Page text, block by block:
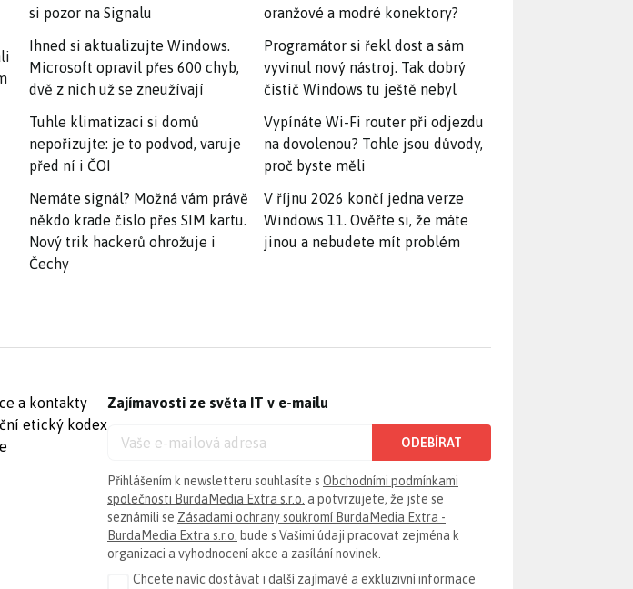
si pozor na Signalu
Ihned si aktualizujte Windows.
Microsoft opravil přes 600 chyb,
dvě z nich už se zneužívají
Tuhle klimatizaci si domů
nepořizujte: je to podvod, varuje
před ní i ČOI
Nemáte signál? Možná vám právě
někdo krade číslo přes SIM kartu.
Nový trik hackerů ohrožuje i
Čechy
oranžové a modré konektory?
Programátor si řekl dost a sám
vyvinul nový nástroj. Tak dobrý
čistič Windows tu ještě nebyl
Vypínáte Wi-Fi router při odjezdu
na dovolenou? Tohle jsou důvody,
proč byste měli
V říjnu 2026 končí jedna verze
Windows 11. Ověřte si, že máte
jinou a nebudete mít problém
a kontakty
etický kodex
Zajímavosti ze světa IT v e-mailu
ODEBÍRAT
Přihlášením k newsletteru souhlasíte s Obchodními podmínkami
společnosti BurdaMedia Extra s.r.o. a potvrzujete, že jste se
seznámili se Zásadami ochrany soukromí BurdaMedia Extra -
BurdaMedia Extra s.r.o. bude s Vašimi údaji pracovat zejména k
organizaci a vyhodnocení akce a zasílání novinek.
Chcete navíc dostávat i další zajímavé a exkluzivní informace